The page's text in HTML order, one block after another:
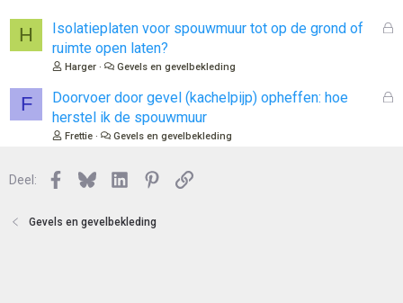
H
G
o
Isolatieplaten voor spouwmuur tot op de grond of
ruimte open laten?
Harger Gevels en gevelbekleding
F
G
Doorvoer door gevel (kachelpijp) opheffen: hoe
herstel ik de spouwmuur
Frettie Gevels en gevelbekleding
Deel: Facebook
BlueskyLinkedInPinterest
Link
Gevels en gevelbekleding